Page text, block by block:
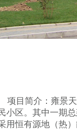
项目简介：雍景天
小区。其中一期
用恒有源地（热